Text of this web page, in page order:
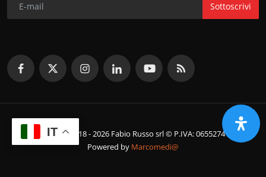
Sottoscrivi
© Copyright 2018 - 2026 Fabio Russo srl © P.IVA: 06552741214
Powered by Marcomedi@
IT